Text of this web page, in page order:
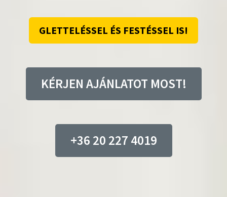
GLETTELÉSSEL ÉS FESTÉSSEL IS!
KÉRJEN AJÁNLATOT MOST!
+36 20 227 4019